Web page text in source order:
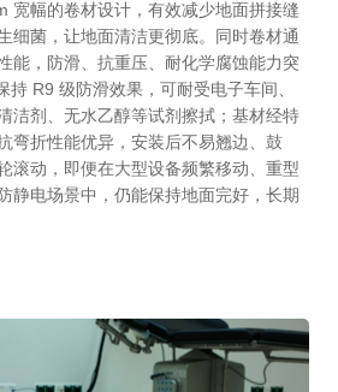
宽幅的卷材设计，有效减少地面拼接缝
细菌，让地面清洁更彻底。同时卷材通
能，防滑、抗重压、耐化学腐蚀能力突
持 R9 级防滑效果，可耐受电子车间、
洁剂、无水乙醇等试剂擦拭；基材经特
弯折性能优异，安装后不易翘边、鼓
滚动，即便在大型设备频繁移动、重型
静电场景中，仍能保持地面完好，长期